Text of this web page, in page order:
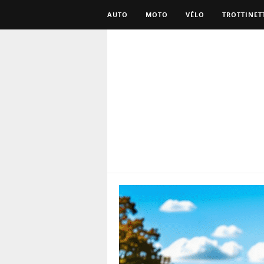
AUTO MOTO VÉLO